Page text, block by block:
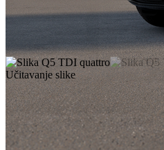
Učitavanje slike